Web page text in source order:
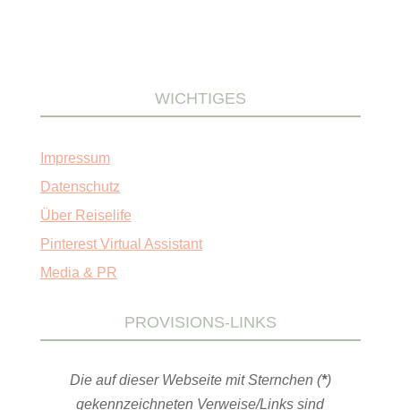
WICHTIGES
Impressum
Datenschutz
Über Reiselife
Pinterest Virtual Assistant
Media & PR
PROVISIONS-LINKS
Die auf dieser Webseite mit Sternchen (*)
gekennzeichneten Verweise/Links sind